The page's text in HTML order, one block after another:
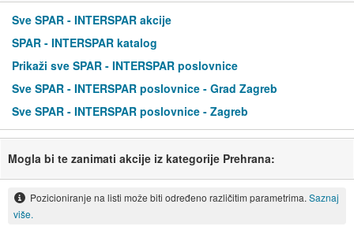
Sve SPAR - INTERSPAR akcije
SPAR - INTERSPAR katalog
Prikaži sve SPAR - INTERSPAR poslovnice
Sve SPAR - INTERSPAR poslovnice - Grad Zagreb
Sve SPAR - INTERSPAR poslovnice - Zagreb
Mogla bi te zanimati akcije iz kategorije Prehrana:
Pozicioniranje na listi može biti određeno različitim parametrima. Saznaj
više.